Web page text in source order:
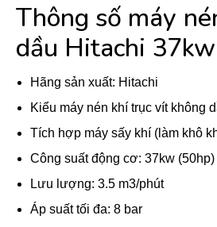
Thông số máy
dầu Hitachi
Hãng sản xuất: Hitachi
Kiểu máy nén khí trục vít không
Tích hợp máy sấy khí (làm khô
Công suất động cơ: 37kw (50hp)
Lưu lượng: 3.5 m3/phút
Áp suất tối đa: 8 bar